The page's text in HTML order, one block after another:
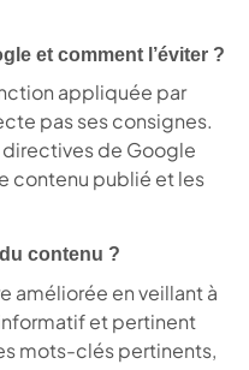
et comment l’éviter ?
appliquée par
pas ses consignes.
directives de Google
contenu publié et les
contenu ?
améliorée en veillant à
et pertinent
mots-clés pertinents,